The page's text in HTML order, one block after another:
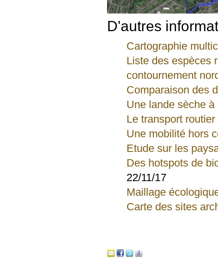
D'autres
Cartographie
Liste des espèces
contournement
Comparaison des
Une lande sèche
Le transport
Une mobilité hors
Etude sur les
Des hotspots de
22/11/17
Maillage
Carte des sites